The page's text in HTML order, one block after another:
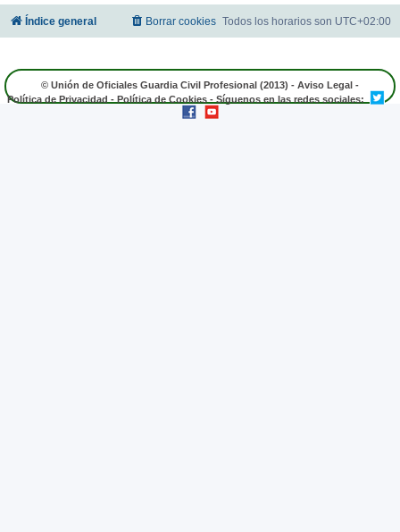
Índice general Todos los horarios son UTC+02:00
Borrar cookies
© Unión de Oficiales Guardia Civil Profesional (2013) - Aviso Legal -
Política de Privacidad-Política de Cookies- Síguenos en las redes sociales: